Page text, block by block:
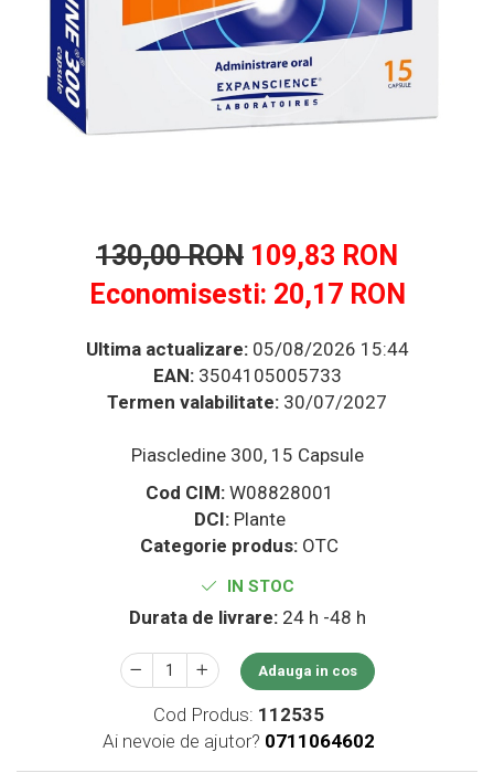
Omega 3
Par si unghii
Probiotice si prebiotice
Prostata
Slabire si control greutate
Somn stres si anxietate
Supliment Calciu
Supliment Complexe
Supliment Magneziu
Supliment Vitamina B
Supliment Vitamina E
Tincturi si Gemoderivate
Tuse gat si respiratie
Vitamine si minerale
Ingrijire par
Balsam masca si tratament
Produse cu SPF Pentru Fata
Repelenti insecte
130,00 RON 109,83 RON
Economisesti: 20,17 RON
Ultima actualizare:05/08/2026 15:44
EAN:3504105005733
Termen valabilitate: 30/07/2027
Piascledine 300, 15 Capsule
Cod CIM: W08828001
DCI: Plante
Categorie produs: OTC
IN STOC
Durata de livrare:24 h -48 h
Adauga in cos
Cod Produs: 112535
Ai nevoie de ajutor? 0711064602